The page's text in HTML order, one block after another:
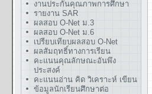
งานประกันคุณภาพการศึกษา
รายงาน SAR
ผลสอบ O-Net ม.3
ผลสอบ O-Net ม.6
เปรียบเทียบผลสอบ O-Net
ผลสัมฤทธิ์ทางการเรียน
คะแนนคุณลักษณะอันพึง
ประสงค์
คะแนนอ่าน คิด วิเคราะห์ เขียน
ข้อมูลนักเรียนศึกษาต่อ